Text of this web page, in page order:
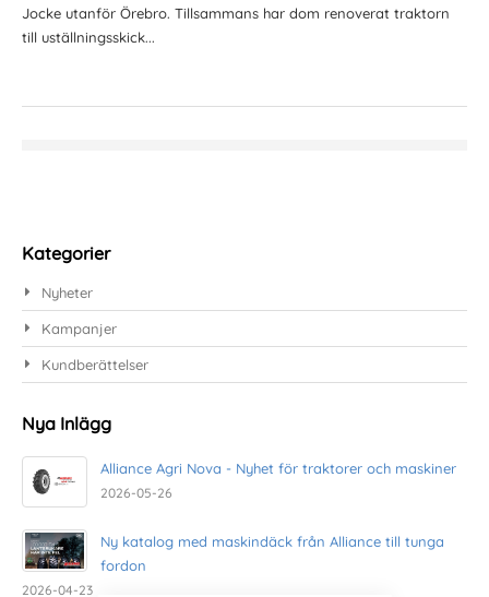
Jocke utanför Örebro. Tillsammans har dom renoverat traktorn
till uställningsskick...
Kategorier
Nyheter
Kampanjer
Kundberättelser
Nya Inlägg
Alliance Agri Nova - Nyhet för traktorer och maskiner
2026-05-26
Ny katalog med maskindäck från Alliance till tunga
fordon
2026-04-23